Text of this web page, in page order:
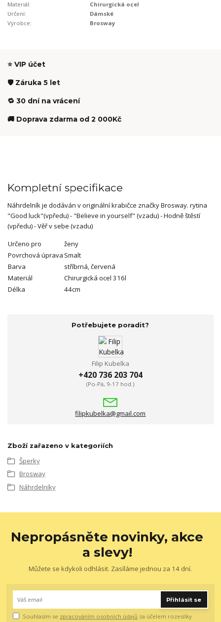
Materiál:
Chirurgická ocel
Určení:
Dámské
Výrobce:
Brosway
⭐ VIP účet
🛡️ Záruka 5 let
🔁 30 dní na vrácení
🚚 Doprava zdarma od 2 000Kč
Kompletní specifikace
Náhrdelník je dodáván v originální krabičce značky Brosway. rytina
"Good luck"(vpředu) - "Believe in yourself" (vzadu) - Hodně štěstí
(vpředu) - Věř v sebe (vzadu)
Určeno pro
ženy
Povrchová úprava Smalt
Barva
stříbrná, červená
Materiál
Chirurgická ocel 316l
Délka
44cm
Potřebujete poradit?
Filip Kubelka
+420 736 203 704
(Po-Pá, 9-17 hod.)
filipkubelka@gmail.com
Zboží zařazeno v kategoriích
Šperky
Brosway
Náhrdelníky
Nepropásněte novinky, akce
a slevy!
Můžete se kdykoli odhlásit. Zasíláme jednou za 14 dní.
Přihlásit se
Souhlasím se zpracováním osobních údajů za účelem rozesílky